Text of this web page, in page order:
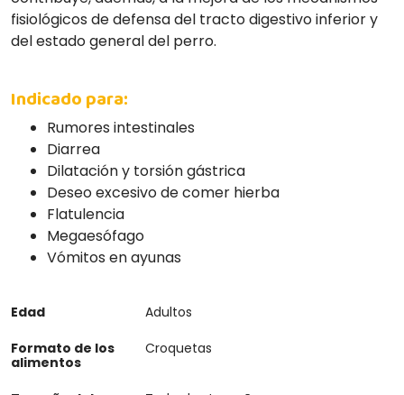
fisiológicos de defensa del tracto digestivo inferior y
del estado general del perro.
Indicado para:
Rumores intestinales
Diarrea
Dilatación y torsión gástrica
Deseo excesivo de comer hierba
Flatulencia
Megaesófago
Vómitos en ayunas
Edad
Adultos
Formato de los
alimentos
Croquetas